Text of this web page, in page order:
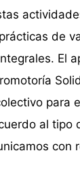
de
El
para
al tipo
con